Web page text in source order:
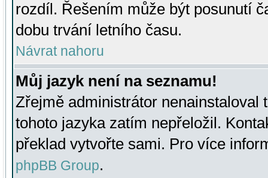
rozdíl. Řešením může být posunutí
dobu trvání letního času.
Návrat nahoru
Můj jazyk není na seznamu!
Zřejmě administrátor nenainstaloval
tohoto jazyka zatím nepřeložil.
překlad vytvořte sami. Pro více
phpBB Group.